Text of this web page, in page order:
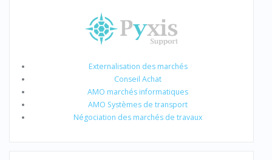
Externalisation des marchés
Conseil Achat
AMO marchés informatiques
AMO Systèmes de transport
Négociation des marchés de travaux